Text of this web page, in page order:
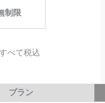
制限
べて税込
プラン